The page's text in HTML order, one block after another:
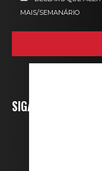
MAIS/SEMANÁRIO
SIGA-NOS